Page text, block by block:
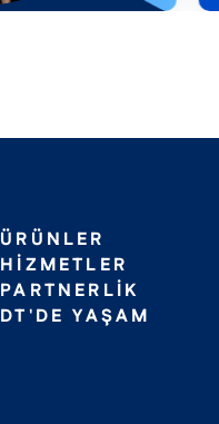
ÜRÜNLER
HIZMETLER
PARTNERLIK
DT'DE YAŞAM